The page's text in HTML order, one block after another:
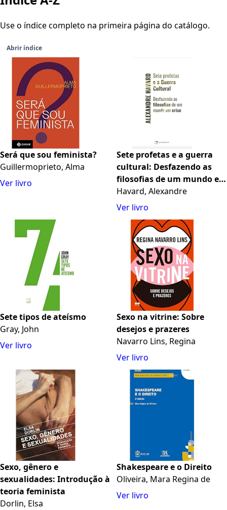
Use o índice completo na primeira página do catálogo.
Abrir índice
Será que sou feminista?
Guillermoprieto, Alma
Ver livro
Sete profetas e a guerra
cultural: Desfazendo as
filosofias de um mundo em
crise
Havard, Alexandre
Ver livro
Sete tipos de ateísmo
Gray, John
Ver livro
Sexo na vitrine: Sobre
desejos e prazeres
Navarro Lins, Regina
Ver livro
Sexo, gênero e
sexualidades: Introdução à
teoria feminista
Dorlin, Elsa
Shakespeare e o Direito
Oliveira, Mara Regina de
Ver livro